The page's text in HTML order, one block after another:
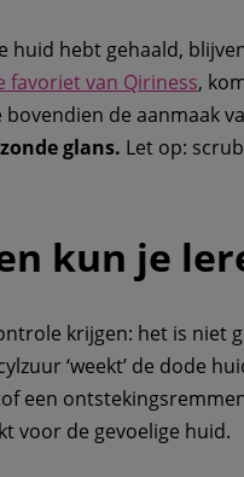
huid hebt gehaald,
favoriet van Qiriness,
de aanmaak
glans. Let op:
kun je
krijgen: het is niet
‘weekt’ de dode
een
voor de gevoelige huid.